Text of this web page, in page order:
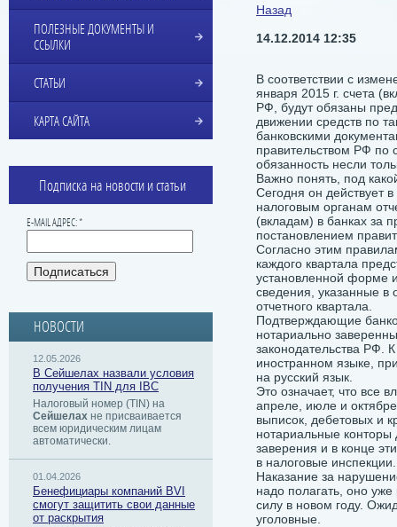
Назад
14.12.2014 12:35
В соответствии с
января 2015 г. счета
РФ, будут обязаны
движении средств по
банковскими
правительством РФ по
обязанность несли
Важно понять, под
Сегодня он действует
налоговым органам
(вкладам) в банках за
постановлением
Согласно этим
каждого квартала
установленной форме
сведения, указанные в
отчетного квартала.
Подтверждающие
нотариально
законодательства РФ.
иностранном языке,
на русский язык.
Это означает, что все
апреле, июле и
выписок, дебетовых и
нотариальные конторы
заверения и в конце
в налоговые инспекции.
Наказание за
надо полагать, оно уже
силу в новом году.
уголовные.
ПОЛЕЗНЫЕ ДОКУМЕНТЫ И
ССЫЛКИ
СТАТЬИ
КАРТА САЙТА
Подписка на новости и статьи
E-MAIL АДРЕС: *
НОВОСТИ
12.05.2026
В Сейшелах назвали условия
получения TIN для IBC
Налоговый номер (TIN) на
Сейшелах не присваивается
всем юридическим лицам
автоматически.
01.04.2026
Бенефициары компаний BVI
смогут защитить свои данные
от раскрытия